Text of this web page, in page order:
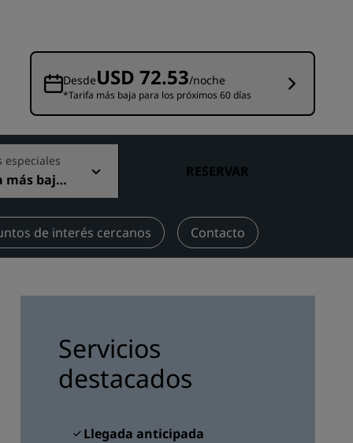
Hoteles en el centro de la ciudad
Visita nuestro blog
Radisson Rewards
Descubre Radisson Rewards
Cómo utilizar los puntos
Cómo obtener puntos
Bookers and Planners
DesdeUSD 72.53/noche
*Tarifa más baja para los próximos 60 días
especiales
más baja
RESERVAR
de interés cercanos Contacto
Servicios
destacados
Llegada anticipada